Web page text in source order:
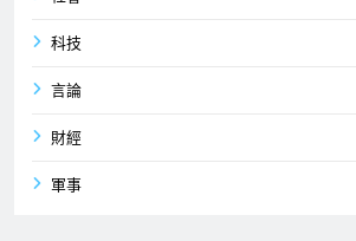
科技
言論
財經
軍事